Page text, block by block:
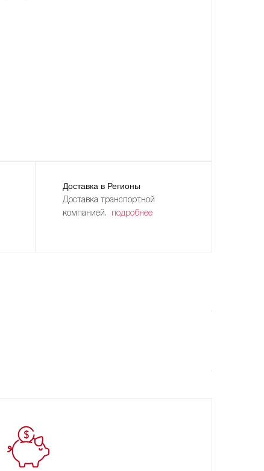
Доставка в Регионы
Доставка транспортной
компанией. подробнее